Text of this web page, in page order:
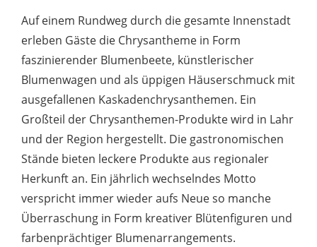
Auf einem Rundweg durch die gesamte Innenstadt
erleben Gäste die Chrysantheme in Form
faszinierender Blumenbeete, künstlerischer
Blumenwagen und als üppigen Häuserschmuck mit
ausgefallenen Kaskadenchrysanthemen. Ein
Großteil der Chrysanthemen-Produkte wird in Lahr
und der Region hergestellt. Die gastronomischen
Stände bieten leckere Produkte aus regionaler
Herkunft an. Ein jährlich wechselndes Motto
verspricht immer wieder aufs Neue so manche
Überraschung in Form kreativer Blütenfiguren und
farbenprächtiger Blumenarrangements.